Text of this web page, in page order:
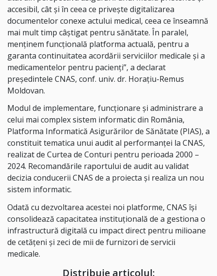
accesibil, cât și în ceea ce privește digitalizarea
documentelor conexe actului medical, ceea ce înseamnă
mai mult timp câștigat pentru sănătate. În paralel,
menținem funcțională platforma actuală, pentru a
garanta continuitatea acordării serviciilor medicale și a
medicamentelor pentru pacienți”, a declarat
președintele CNAS, conf. univ. dr. Horațiu-Remus
Moldovan.
Modul de implementare, funcționare și administrare a
celui mai complex sistem informatic din România,
Platforma Informatică Asigurărilor de Sănătate (PIAS), a
constituit tematica unui audit al performanței la CNAS,
realizat de Curtea de Conturi pentru perioada 2000 –
2024. Recomandările raportului de audit au validat
decizia conducerii CNAS de a proiecta și realiza un nou
sistem informatic.
Odată cu dezvoltarea acestei noi platforme, CNAS își
consolidează capacitatea instituțională de a gestiona o
infrastructură digitală cu impact direct pentru milioane
de cetățeni și zeci de mii de furnizori de servicii
medicale.
Distribuie articolul: